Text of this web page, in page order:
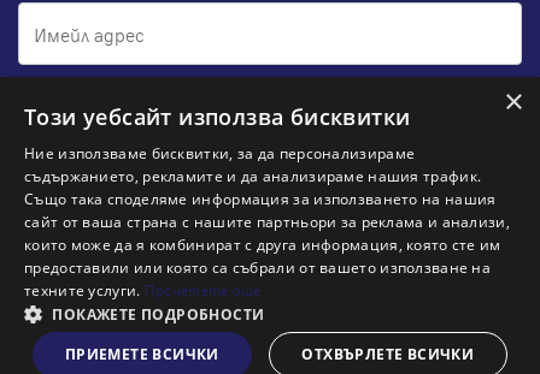
Виж на картата
Абонирам се
НАЙ-ПОПУЛЯРНИ ТЪРСЕНИЯ:
Общи условия
Политика за "бисквитки"
Политики за поверителност
Информация по ЗЗЛПСПООИН
© 2026 Адрес, All rights reserved. Website byKipo& VJSoft
×
Този уебсайт използва бисквитки
Ние използваме бисквитки, за да персонализираме
съдържанието, рекламите и да анализираме нашия трафик.
Също така споделяме информация за използването на нашия
сайт от ваша страна с нашите партньори за реклама и анализи,
които може да я комбинират с друга информация, която сте им
предоставили или която са събрали от вашето използване на
техните услуги. Прочетете още
ПОКАЖЕТЕ ПОДРОБНОСТИ
ПРИЕМЕТЕ ВСИЧКИ
ОТХВЪРЛЕТЕ ВСИЧКИ